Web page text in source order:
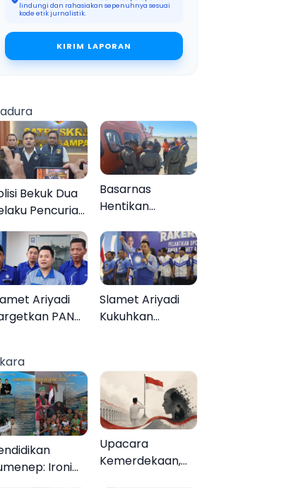
lindungi dan rahasiakan sepenuhnya sesuai
kode etik jurnalistik.
KIRIM LAPORAN
Bekuk Dua
Pencurian
di
Basarnas
Hentikan
KMP Mutiara
Sentosa II, Empat
Orang Masih
Hilang
Ariyadi
PAN
pada
Slamet Ariyadi
Kukuhkan
Targetkan Gerak
Cepat Bantu
Rakyat
Ironi
Anak Tidak
Upacara
Kemerdekaan,